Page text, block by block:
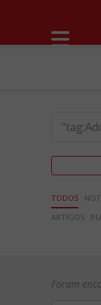
TODOS
ARTIGOS
Foram